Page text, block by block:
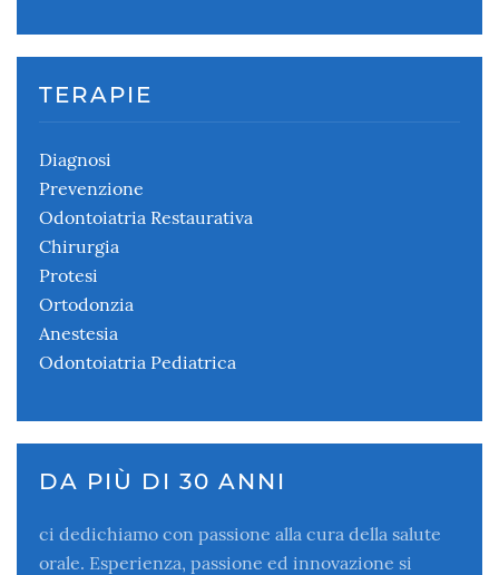
TERAPIE
Diagnosi
Prevenzione
Odontoiatria Restaurativa
Chirurgia
Protesi
Ortodonzia
Anestesia
Odontoiatria Pediatrica
DA PIÙ DI 30 ANNI
ci dedichiamo con passione alla cura della salute
orale. Esperienza, passione ed innovazione si